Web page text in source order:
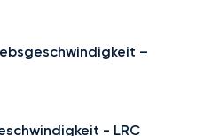
–
- LRC